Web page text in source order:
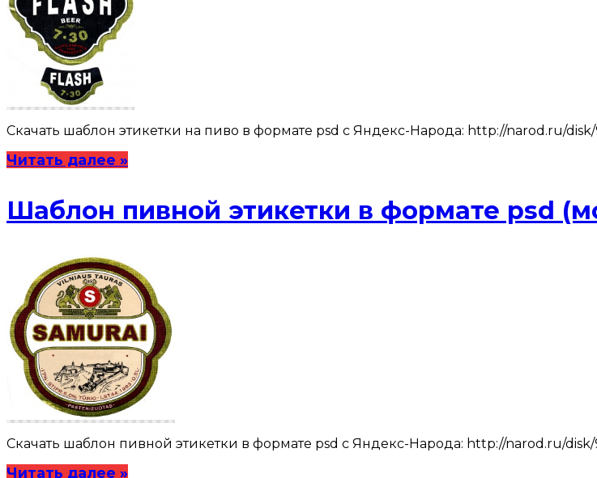
Скачать шаблон этикетки на пиво в формате psd с Яндекс-Народа: http://narod.ru/disk/
Читать далее »
Шаблон пивной этикетки в формате psd
Скачать шаблон пивной этикетки в формате psd с Яндекс-Народа: http://narod.ru/disk/
Читать далее »